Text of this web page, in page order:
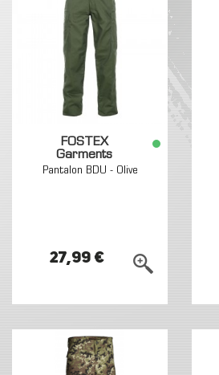
FOSTEX
Garments
Pantalon BDU - Olive
27,99 €